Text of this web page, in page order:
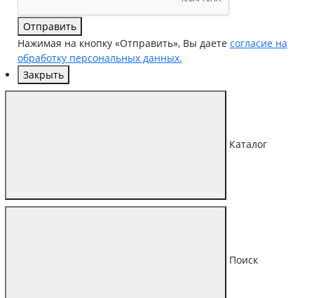
Отправить
Нажимая на кнопку «Отправить», Вы даете согласие на
обработку персональных данных.
Закрыть
Каталог
Поиск